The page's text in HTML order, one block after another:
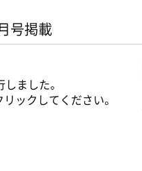
号掲載
ました。
ックしてください。